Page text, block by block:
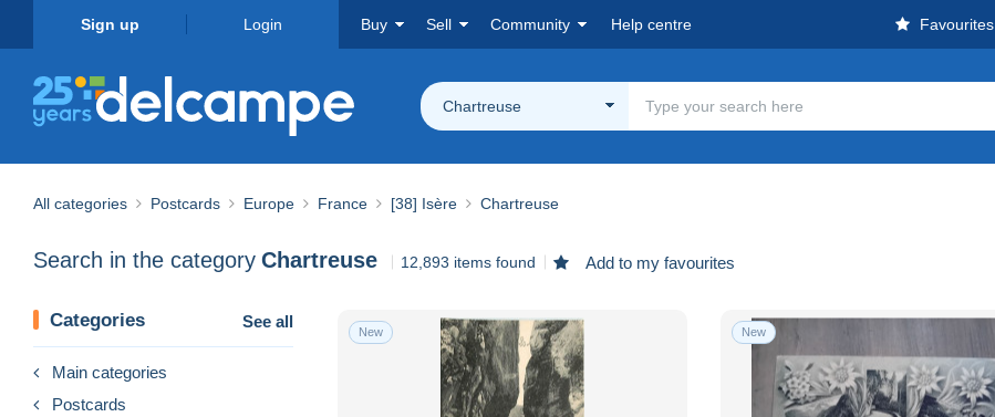
Sign up Login Buy Sell Community Help centre Favourites
Chartreuse
All categories Postcards Europe France [38] Isère Chartreuse
Search in the category Chartreuse 12,893 items found Add to my favourites
Categories See all
Main categories
Postcards
New New